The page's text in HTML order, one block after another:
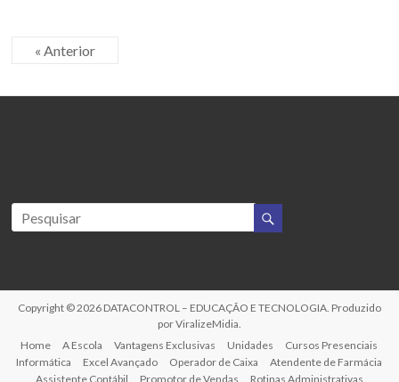
« Anterior
Copyright © 2026 DATACONTROL – EDUCAÇÃO E TECNOLOGIA. Produzido
porViralizeMidia
Home
A Escola Vantagens Exclusivas Unidades
Cursos Presenciais
Informática
Excel Avançado Operador de Caixa
Atendente de Farmácia
Assistente Contábil
Promotor de Vendas Rotinas Administrativas